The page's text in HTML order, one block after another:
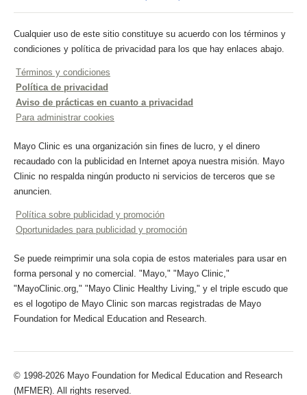
Cualquier uso de este sitio constituye su acuerdo con los términos y
condiciones y política de privacidad para los que hay enlaces abajo.
Términos y condiciones
Política de privacidad
Aviso de prácticas en cuanto a privacidad
Para administrar cookies
Mayo Clinic es una organización sin fines de lucro, y el dinero
recaudado con la publicidad en Internet apoya nuestra misión. Mayo
Clinic no respalda ningún producto ni servicios de terceros que se
anuncien.
Política sobre publicidad y promoción
Oportunidades para publicidad y promoción
Se puede reimprimir una sola copia de estos materiales para usar en
forma personal y no comercial. "Mayo," "Mayo Clinic,"
"MayoClinic.org," "Mayo Clinic Healthy Living," y el triple escudo que
es el logotipo de Mayo Clinic son marcas registradas de Mayo
Foundation for Medical Education and Research.
© 1998-2026 Mayo Foundation for Medical Education and Research
(MFMER). All rights reserved.